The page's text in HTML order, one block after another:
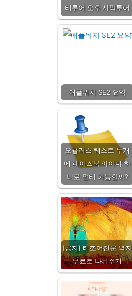
티투어 오후 사막투어
애플워치 SE2 요약
오큘러스 퀘스트 두개
에 페이스북 아이디 하
나로 멀티 가능할까?
[공지] 태조어진문 벽지
무료로 나눠주기